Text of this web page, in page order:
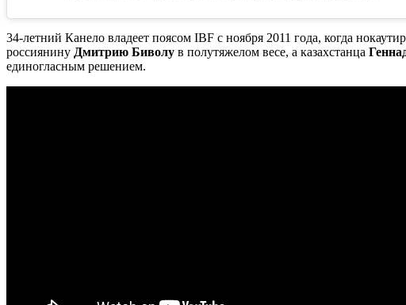
34-летний Канело владеет поясом IBF с ноября 2011 года, когда
россиянину Дмитрию Биволу в полутяжелом весе, а казахстанца
единогласным решением.